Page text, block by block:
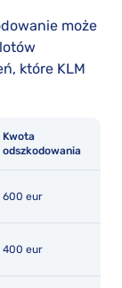
może
które KLM
Kwota
odszkodowania
600 eur
400 eur